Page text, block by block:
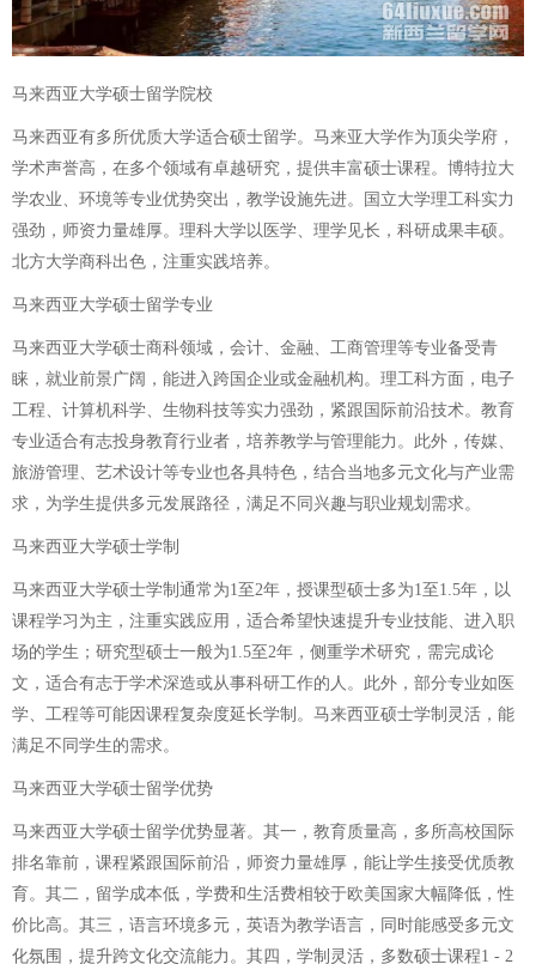
马来西亚大学硕士留学院校
马来西亚有多所优质大学适合硕士留学。马来亚大学作为顶尖学府，
学术声誉高，在多个领域有卓越研究，提供丰富硕士课程。博特拉大
学农业、环境等专业优势突出，教学设施先进。国立大学理工科实力
强劲，师资力量雄厚。理科大学以医学、理学见长，科研成果丰硕。
北方大学商科出色，注重实践培养。
马来西亚大学硕士留学专业
马来西亚大学硕士商科领域，会计、金融、工商管理等专业备受青
睐，就业前景广阔，能进入跨国企业或金融机构。理工科方面，电子
工程、计算机科学、生物科技等实力强劲，紧跟国际前沿技术。教育
专业适合有志投身教育行业者，培养教学与管理能力。此外，传媒、
旅游管理、艺术设计等专业也各具特色，结合当地多元文化与产业需
求，为学生提供多元发展路径，满足不同兴趣与职业规划需求。
马来西亚大学硕士学制
马来西亚大学硕士学制通常为1至2年，授课型硕士多为1至1.5年，以
课程学习为主，注重实践应用，适合希望快速提升专业技能、进入职
场的学生；研究型硕士一般为1.5至2年，侧重学术研究，需完成论
文，适合有志于学术深造或从事科研工作的人。此外，部分专业如医
学、工程等可能因课程复杂度延长学制。马来西亚硕士学制灵活，能
满足不同学生的需求。
马来西亚大学硕士留学优势
马来西亚大学硕士留学优势显著。其一，教育质量高，多所高校国际
排名靠前，课程紧跟国际前沿，师资力量雄厚，能让学生接受优质教
育。其二，留学成本低，学费和生活费相较于欧美国家大幅降低，性
价比高。其三，语言环境多元，英语为教学语言，同时能感受多元文
化氛围，提升跨文化交流能力。其四，学制灵活，多数硕士课程1 - 2